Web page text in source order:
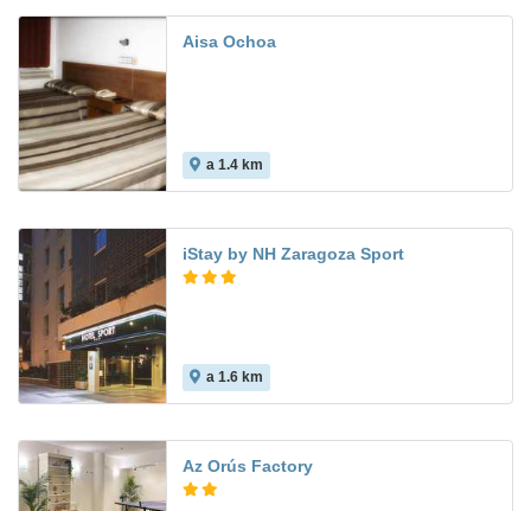
Aisa Ochoa
a 1.4 km
iStay by NH Zaragoza Sport
a 1.6 km
Az Orús Factory